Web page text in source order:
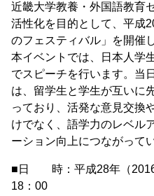
近畿大学教養・外国語教育
活性化を目的として、平成
のフェスティバル」を開催
本イベントでは、日本人学
でスピーチを行います。当
は、留学生と学生が互いに
っており、活発な意見交換
けでなく、語学力のレベル
ーション向上につながって
■日 時：平成28年（2016
18：00